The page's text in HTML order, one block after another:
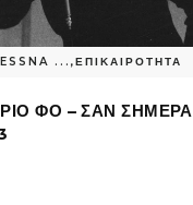
... ,ΕΠΙΚΑΙΡΟΤΗΤΑ
ΦΟ – ΣΑΝ ΣΗΜΕΡΑ